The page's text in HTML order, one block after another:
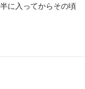
に入ってからその頃